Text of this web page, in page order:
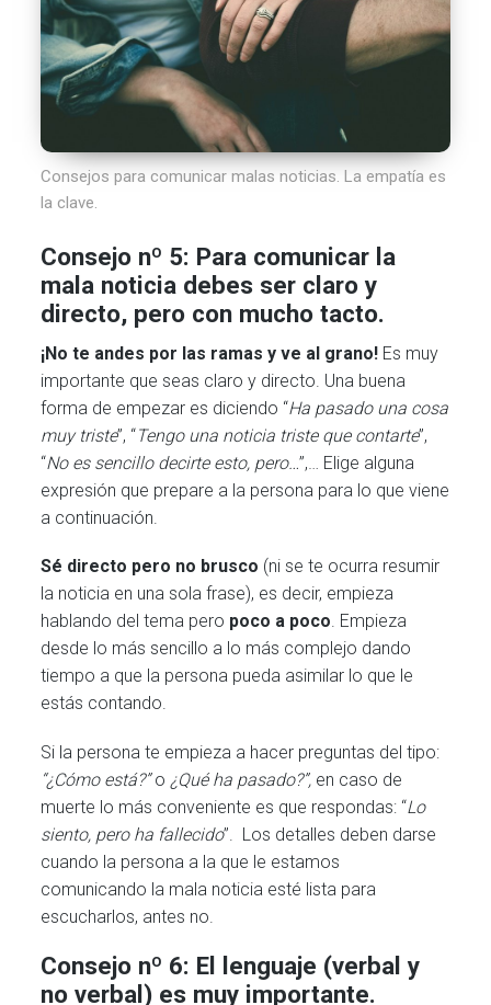
Consejos para comunicar malas noticias. La empatía es
la clave.
Consejo nº 5: Para comunicar la
mala noticia debes ser claro y
directo, pero con mucho tacto.
¡No te andes por las ramas y ve al grano! Es muy
importante que seas claro y directo. Una buena
forma de empezar es diciendo “Ha pasado una cosa
muy triste”, “Tengo una noticia triste que contarte”,
“No es sencillo decirte esto, pero…”,… Elige alguna
expresión que prepare a la persona para lo que viene
a continuación.
Sé directo pero no brusco (ni se te ocurra resumir
la noticia en una sola frase), es decir, empieza
hablando del tema pero poco a poco. Empieza
desde lo más sencillo a lo más complejo dando
tiempo a que la persona pueda asimilar lo que le
estás contando.
Si la persona te empieza a hacer preguntas del tipo:
“¿Cómo está?”o ¿Qué ha pasado?”, en caso de
muerte lo más conveniente es que respondas: “Lo
siento, pero ha fallecido”. Los detalles deben darse
cuando la persona a la que le estamos
comunicando la mala noticia esté lista para
escucharlos, antes no.
Consejo nº 6: El lenguaje (verbal y
no verbal) es muy importante.